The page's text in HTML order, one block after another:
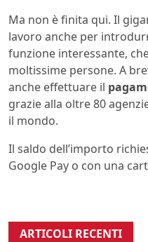
Ma non è finita qui. Il
lavoro anche per
funzione interessante,
moltissime persone. A
anche effettuare il
grazie alla oltre 80
il mondo.
Il saldo dell’importo
Google Pay o con una
ARTICOLI RECENTI